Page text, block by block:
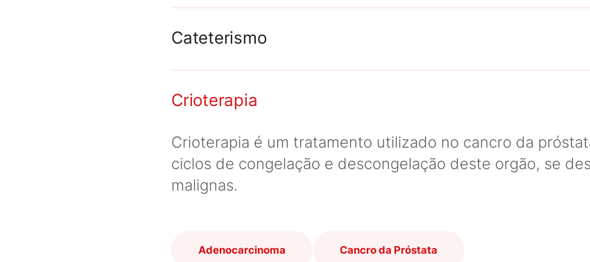
Cateterismo
Crioterapia
Crioterapia é um tratamento utilizado no cancro da
ciclos de congelação e descongelação deste orgão, se
malignas.
Adenocarcinoma Cancro da Próstata